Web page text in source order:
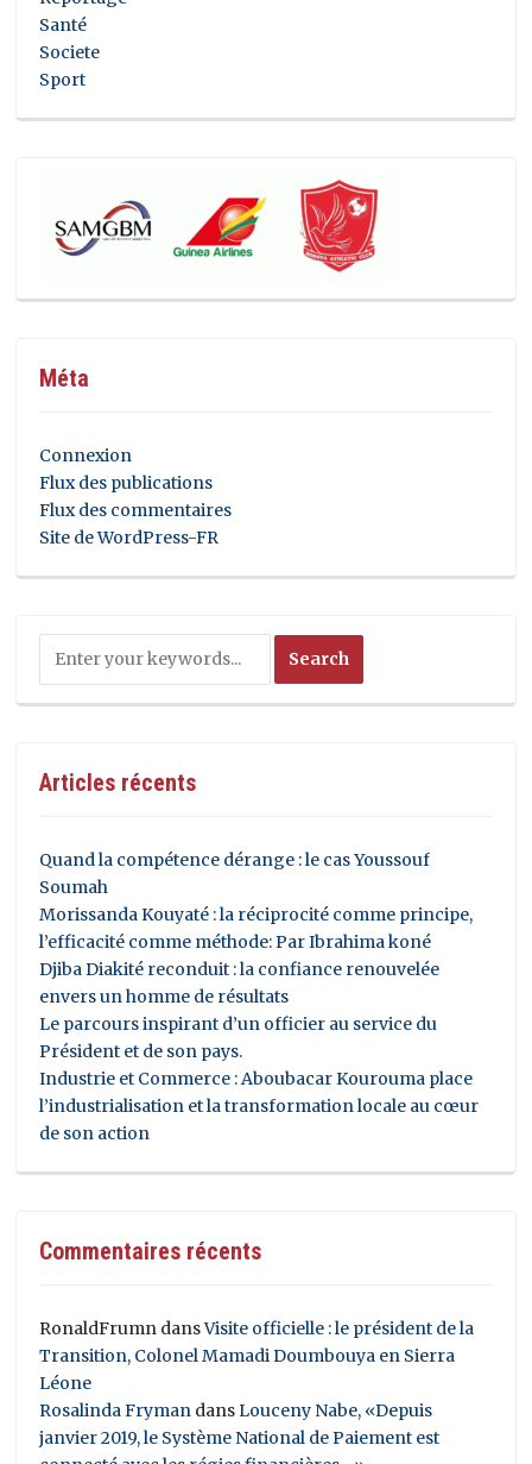
Santé
Societe
Sport
Méta
Connexion
Flux des publications
Flux des commentaires
Site de WordPress-FR
Articles récents
Quand la compétence dérange : le cas Youssouf
Soumah
Morissanda Kouyaté : la réciprocité comme principe,
l’efficacité comme méthode: Par Ibrahima koné
Djiba Diakité reconduit : la confiance renouvelée
envers un homme de résultats
Le parcours inspirant d’un officier au service du
Président et de son pays.
Industrie et Commerce : Aboubacar Kourouma place
l’industrialisation et la transformation locale au cœur
de son action
Commentaires récents
RonaldFrumn dansVisite officielle : le président de la
Transition, Colonel Mamadi Doumbouya en Sierra
Léone
Rosalinda Fryman dansLouceny Nabe, «Depuis
janvier 2019, le Système National de Paiement est